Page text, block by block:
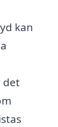
kan
det